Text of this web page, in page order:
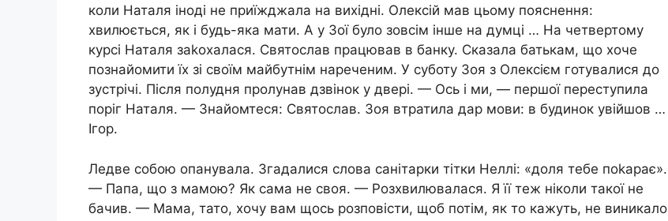
коли Наталя іноді не приїжджала на вихідні. Олексій мав цьому пояснення:
хвилюється, як і будь-яка мати. А у Зої було зовсім інше на думці … На четвертому
курсі Наталя заkохалася. Святослав працював в банку. Сказала батькам, що хоче
познайомити їх зі своїм майбутнім нареченим. У суботу Зоя з Олексієм готувалися до
зустрічі. Після полудня пролунав дзвінок у двері. — Ось і ми, — першої переступила
поріг Наталя. — Знайомтеся: Святослав. Зоя втратила дар мови: в будинок увійшов …
Ігор.
Ледве собою опанувала. Згадалися слова санітарки тітки Неллі: «доля тебе поkарає».
— Папа, що з мамою? Як сама не своя. — Розхвилювалася. Я її теж ніколи такої не
бачив. — Мама, тато, хочу вам щось розповісти, щоб потім, як то кажуть, не виникало